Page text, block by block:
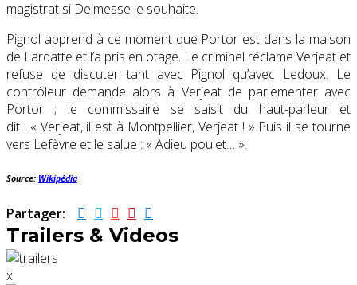
magistrat si Delmesse le souhaite.
Pignol apprend à ce moment que Portor est dans la maison
de Lardatte et l’a pris en otage. Le criminel réclame Verjeat et
refuse de discuter tant avec Pignol qu’avec Ledoux. Le
contrôleur demande alors à Verjeat de parlementer avec
Portor ; le commissaire se saisit du haut-parleur et
dit : « Verjeat, il est à Montpellier, Verjeat ! » Puis il se tourne
vers Lefèvre et le salue : « Adieu poulet… ».
Source: Wikipédia
Partager:
Trailers & Videos
x